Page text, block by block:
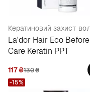
La'dor Hair Eco Before
Care Keratin PPT
117₴130₴
-15%